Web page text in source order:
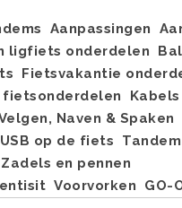
Aanpassingen
ligfiets onderdelen
Fietsvakantie
fietsonderdelen Kabels
Naven & Spaken
USB op de fiets
Zadels en pennen
Voorvorken GO-